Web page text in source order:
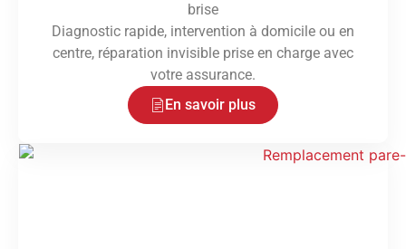
brise
Diagnostic rapide, intervention à domicile ou en
centre, réparation invisible prise en charge avec
votre assurance.
En savoir plus